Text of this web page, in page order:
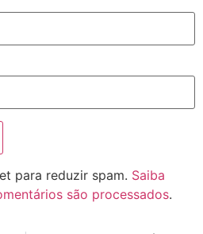
para reduzir spam. Saiba
são processados.